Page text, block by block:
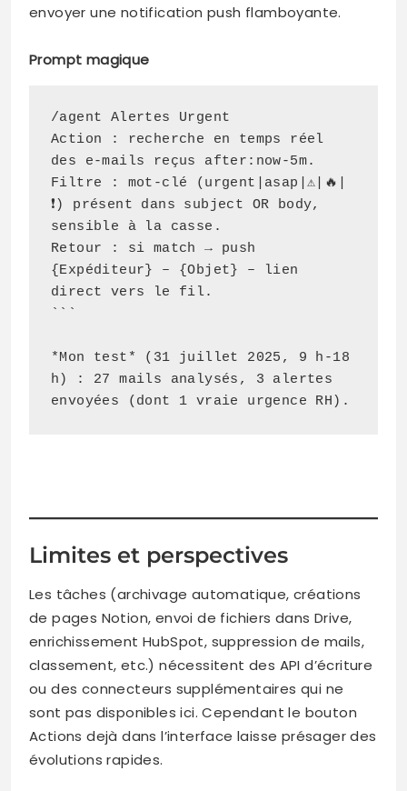
envoyer une notification push flamboyante.
Prompt magique
/agent Alertes Urgent
Action : recherche en temps réel
des e-mails reçus after:now-5m.
Filtre : mot-clé (urgent|asap|⚠️|🔥|
❗) présent dans subject OR body,
sensible à la casse.
Retour : si match → push
{Expéditeur} – {Objet} – lien
direct vers le fil.
```
*Mon test* (31 juillet 2025, 9 h-18
h) : 27 mails analysés, 3 alertes
envoyées (dont 1 vraie urgence RH).
Limites et perspectives
Les tâches (archivage automatique, créations
de pages Notion, envoi de fichiers dans Drive,
enrichissement HubSpot, suppression de mails,
classement, etc.) nécessitent des API d’écriture
ou des connecteurs supplémentaires qui ne
sont pas disponibles ici. Cependant le bouton
Actions dejà dans l’interface laisse présager des
évolutions rapides.